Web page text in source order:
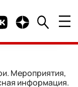
канал HELLO
HELLO
Канал HELLO в
Мероприятия,
информация.